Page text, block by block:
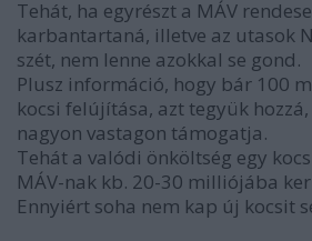
Tehát, ha egyrészt a MÁV
karbantartaná, illetve az utasok
szét, nem lenne azokkal se gond.
Plusz információ, hogy bár 100
kocsi felújítása, azt tegyük
nagyon vastagon támogatja.
Tehát a valódi önköltség egy
MÁV-nak kb. 20-30 milliójába
Ennyiért soha nem kap új kocsit